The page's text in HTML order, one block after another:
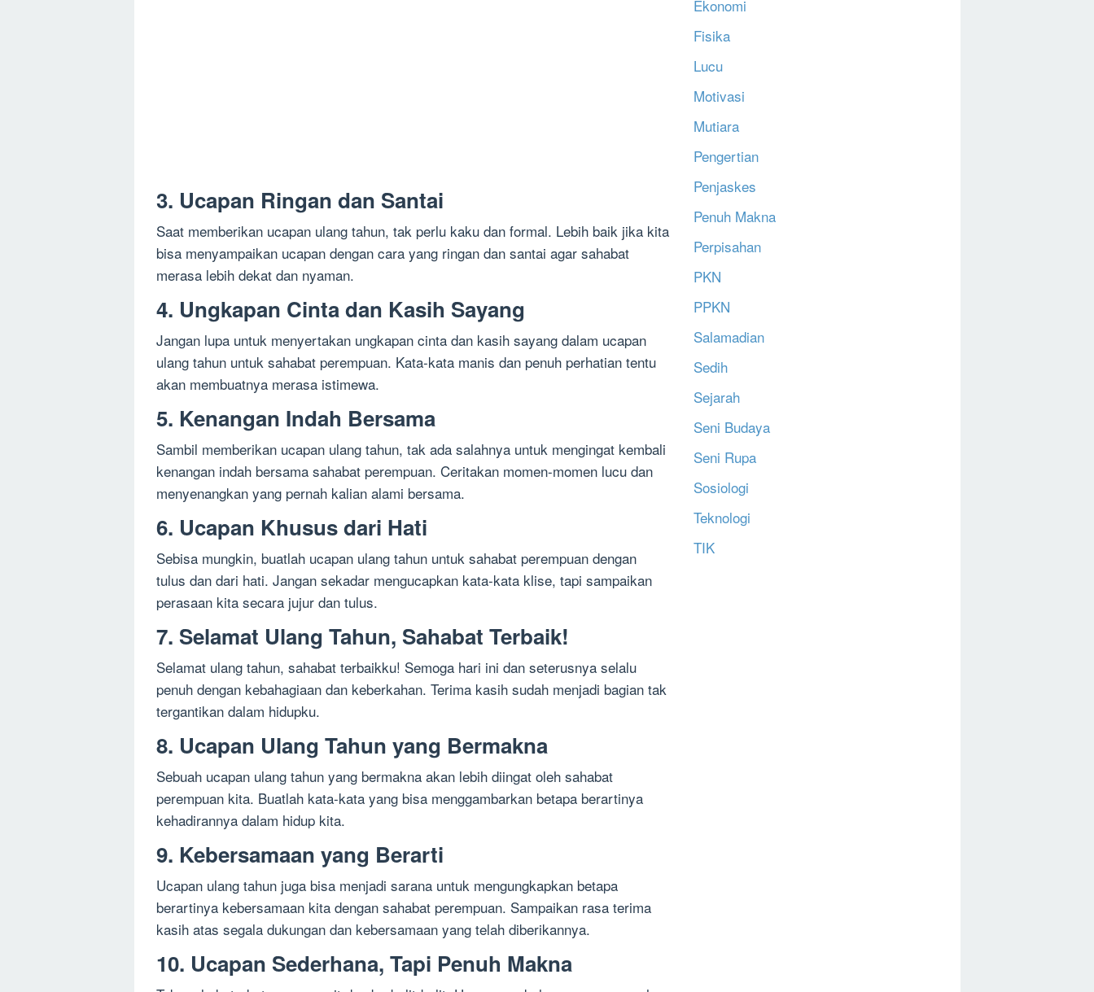
3. Ucapan Ringan dan Santai
Saat memberikan ucapan ulang tahun, tak perlu kaku dan formal. Lebih baik jika kita
bisa menyampaikan ucapan dengan cara yang ringan dan santai agar sahabat
merasa lebih dekat dan nyaman.
4. Ungkapan Cinta dan Kasih Sayang
Jangan lupa untuk menyertakan ungkapan cinta dan kasih sayang dalam ucapan
ulang tahun untuk sahabat perempuan. Kata-kata manis dan penuh perhatian tentu
akan membuatnya merasa istimewa.
5. Kenangan Indah Bersama
Sambil memberikan ucapan ulang tahun, tak ada salahnya untuk mengingat kembali
kenangan indah bersama sahabat perempuan. Ceritakan momen-momen lucu dan
menyenangkan yang pernah kalian alami bersama.
6. Ucapan Khusus dari Hati
Sebisa mungkin, buatlah ucapan ulang tahun untuk sahabat perempuan dengan
tulus dan dari hati. Jangan sekadar mengucapkan kata-kata klise, tapi sampaikan
perasaan kita secara jujur dan tulus.
7. Selamat Ulang Tahun, Sahabat Terbaik!
Selamat ulang tahun, sahabat terbaikku! Semoga hari ini dan seterusnya selalu
penuh dengan kebahagiaan dan keberkahan. Terima kasih sudah menjadi bagian tak
tergantikan dalam hidupku.
8. Ucapan Ulang Tahun yang Bermakna
Sebuah ucapan ulang tahun yang bermakna akan lebih diingat oleh sahabat
perempuan kita. Buatlah kata-kata yang bisa menggambarkan betapa berartinya
kehadirannya dalam hidup kita.
9. Kebersamaan yang Berarti
Ucapan ulang tahun juga bisa menjadi sarana untuk mengungkapkan betapa
berartinya kebersamaan kita dengan sahabat perempuan. Sampaikan rasa terima
kasih atas segala dukungan dan kebersamaan yang telah diberikannya.
10. Ucapan Sederhana, Tapi Penuh Makna
Ekonomi
Fisika
Lucu
Motivasi
Mutiara
Pengertian
Penjaskes
Penuh Makna
Perpisahan
PKN
PPKN
Salamadian
Sedih
Sejarah
Seni Budaya
Seni Rupa
Sosiologi
Teknologi
TIK